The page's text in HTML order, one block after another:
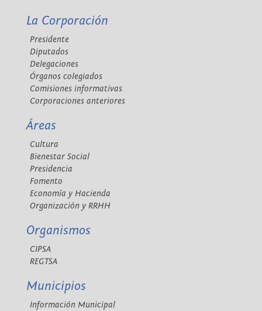
La Corporación
Presidente
Diputados
Delegaciones
Órganos colegiados
Comisiones informativas
Corporaciones anteriores
Áreas
Cultura
Bienestar Social
Presidencia
Fomento
Economía y Hacienda
Organización y RRHH
Organismos
CIPSA
REGTSA
Municipios
Información Municipal